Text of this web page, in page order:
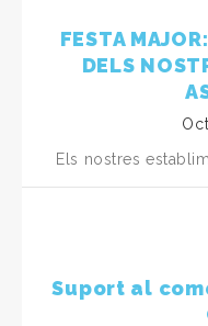
FESTA
DELS
Els nostres
Suport al